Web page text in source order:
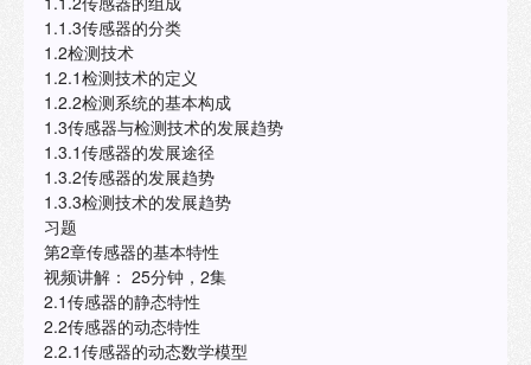
1.1.3传感器的分类
1.2检测技术
1.2.1检测技术的定义
1.2.2检测系统的基本构成
1.3传感器与检测技术的发展趋势
1.3.1传感器的发展途径
1.3.2传感器的发展趋势
1.3.3检测技术的发展趋势
习题
第2章传感器的基本特性
视频讲解： 25分钟，2集
2.1传感器的静态特性
2.2传感器的动态特性
2.2.1传感器的动态数学模型